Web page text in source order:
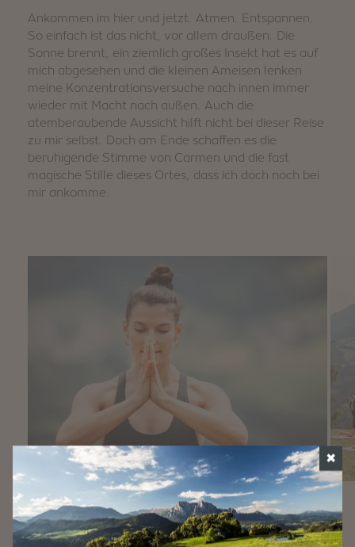
✖
Ankommen im hier und jetzt. Atmen. Entspannen.
So einfach ist das nicht, vor allem draußen. Die
Sonne brennt, ein ziemlich großes Insekt hat es auf
mich abgesehen und die kleinen Ameisen lenken
meine Konzentrationsversuche nach innen immer
wieder mit Macht nach außen. Auch die
atemberaubende Aussicht hilft nicht bei dieser Reise
zu mir selbst. Doch am Ende schaffen es die
beruhigende Stimme von Carmen und die fast
magische Stille dieses Ortes, dass ich doch noch bei
mir ankomme.